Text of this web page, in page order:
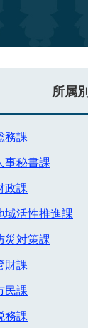
所属別
務課
事秘書課
政課
域活性推進課
災対策課
財課
民課
務課